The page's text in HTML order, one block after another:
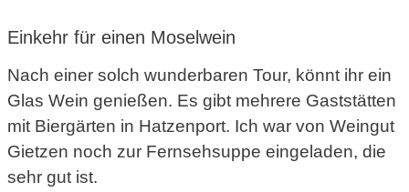
Einkehr für einen Moselwein
Nach einer solch wunderbaren Tour, könnt ihr ein
Glas Wein genießen. Es gibt mehrere Gaststätten
mit Biergärten in Hatzenport. Ich war von Weingut
Gietzen noch zur Fernsehsuppe eingeladen, die
sehr gut ist.